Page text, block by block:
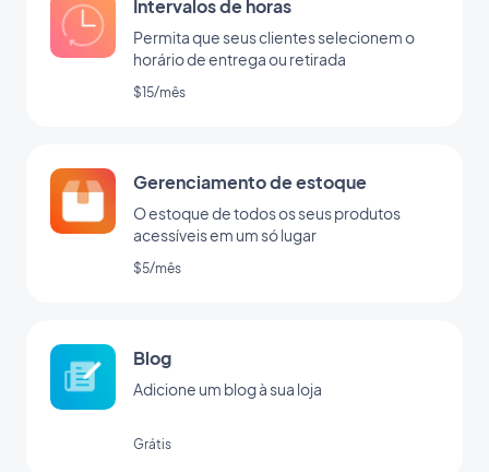
Intervalos de horas
Permita que seus clientes selecionem o
horário de entrega ou retirada
$15/mês
Gerenciamento de estoque
O estoque de todos os seus produtos
acessíveis em um só lugar
$5/mês
Blog
Adicione um blog à sua loja
Grátis